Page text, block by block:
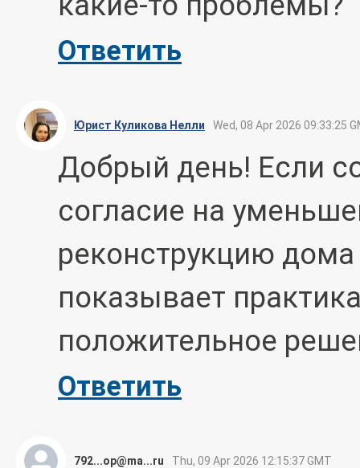
Ответить
Юрист Куликова Нелли Wed, 08 Apr 2026 09:33:25
Добрый день! Если
согласие на
реконструкцию
показывает
положительное
Ответить
792...op@ma...ru Thu, 09 Apr 2026 12:15:37 GMT